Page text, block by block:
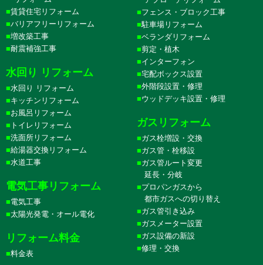
賃貸住宅リフォーム
バリアフリーリフォーム
増改築工事
耐震補強工事
水回り リフォーム
水回り リフォーム
キッチンリフォーム
お風呂リフォーム
トイレリフォーム
洗面所リフォーム
給湯器交換リフォーム
水道工事
電気工事リフォーム
電気工事
太陽光発電・オール電化
リフォーム料金
料金表
フェンス・ブロック工事
駐車場リフォーム
ベランダリフォーム
剪定・植木
インターフォン
宅配ボックス設置
外階段設置・修理
ウッドデッキ設置・修理
ガスリフォーム
ガス栓増設・交換
ガス管・栓移設
ガス管ルート変更
延長・分岐
プロパンガスから
都市ガスへの切り替え
ガス管引き込み
ガスメーター設置
ガス設備の新設
修理・交換